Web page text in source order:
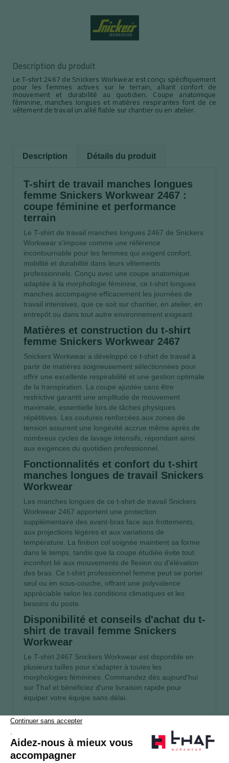
Description du produit
Le T-shirt 2467 de Snickers Workwear est conçu spécifiquement
pour les femmes actives sur le terrain, alliant confort de
mouvement et durabilité au quotidien. Coupe anatomique
féminine, manches longues et matières respirantes font de ce
vêtement de travail un allié fiable sur chantier ou en atelier.
Description Détails du produit
T-shirt de travail manches longues
femme Snickers Workwear 2467 :
coupe féminine et performance
terrain
Le T-shirt de travail manches longues 2467 de Snickers
Workwear s'impose comme une référence
incontournable pour les femmes qui exigent confort,
mobilité et durabilité dans leurs vêtements
professionnels. Conçu avec une coupe anatomique
adaptée à la morphologie féminine, ce t-shirt longues
manches accompagne efficacement les journées de
travail intensives, que ce soit sur chantier, en atelier, en
entrepôt ou dans tout autre environnement exigeant.
Matières et construction du t-shirt
femme Snickers Workwear 2467
Snickers Workwear a développé ce t-shirt de travail à
partir de matières soigneusement sélectionnées pour
offrir une excellente respirabilité et une gestion optimale
de la transpiration. La coupe ajustée sans être
restrictive garantit une amplitude de mouvement
maximale, essentielle lors de tâches physiques
répétitives. Les coutures renforcées aux zones de
tension assurent une longévité accrue même après de
nombreux cycles de lavage intensifs, répondant ainsi
aux exigences du quotidien professionnel.
Fonctionnalités et confort du t-shirt
manches longues de travail Snickers
Workwear
Les manches longues de ce t-shirt de travail Snickers
Workwear 2467 apportent une protection
supplémentaire des avant-bras face aux frottements,
aux projections légères et aux variations de
température. La finition col soignée maintient sa forme
dans le temps, tandis que la coupe étudiée évite tout
inconfort lié aux mouvements de flexion ou d'élévation
des bras. Ce t-shirt professionnel femme peut se porter
seul ou en sous-couche, offrant une polyvalence
appréciable selon les conditions climatiques et les
besoins du poste.
Disponibilité et conseils d'achat du t-
shirt de travail femme Snickers
Workwear
Le T-shirt 2467 Snickers Workwear est disponible en
plusieurs tailles pour s'adapter à toutes les
morphologies féminines. Commandez dès aujourd'hui
sur Thaf et bénéficiez d'une livraison rapide pour
équiper votre équipe sans délai.